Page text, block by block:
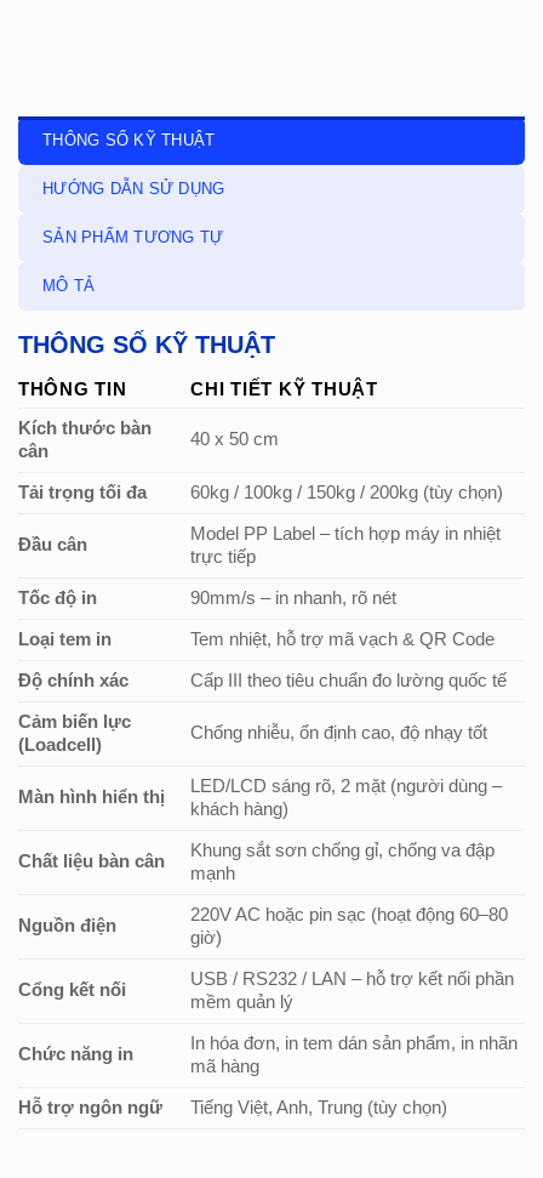
THÔNG SỐ KỸ THUẬT
HƯỚNG DẪN SỬ DỤNG
SẢN PHẨM TƯƠNG TỰ
MÔ TẢ
THÔNG SỐ KỸ THUẬT
THÔNG TIN
CHI TIẾT KỸ THUẬT
Kích thước bàn
cân
40 x 50 cm
Tải trọng tối đa 60kg / 100kg / 150kg / 200kg (tùy chọn)
Đầu cân
Model PP Label – tích hợp máy in nhiệt
trực tiếp
Tốc độ in 90mm/s – in nhanh, rõ nét
Loại tem in Tem nhiệt, hỗ trợ mã vạch & QR Code
Độ chính xác Cấp III theo tiêu chuẩn đo lường quốc tế
Cảm biến lực
(Loadcell)
Chống nhiễu, ổn định cao, độ nhạy tốt
Màn hình hiển thị
LED/LCD sáng rõ, 2 mặt (người dùng –
khách hàng)
Chất liệu bàn cân
Khung sắt sơn chống gỉ, chống va đập
mạnh
Nguồn điện
220V AC hoặc pin sạc (hoạt động 60–80
giờ)
Cổng kết nối
USB / RS232 / LAN – hỗ trợ kết nối phần
mềm quản lý
Chức năng in
In hóa đơn, in tem dán sản phẩm, in nhãn
mã hàng
Hỗ trợ ngôn ngữ Tiếng Việt, Anh, Trung (tùy chọn)